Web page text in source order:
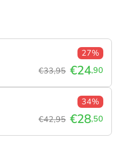
27%
€33,95 €24,90
34%
€42,95 €28,50